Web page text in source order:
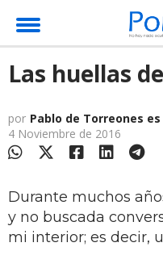
Las huellas
por Pablo de Torreones
4 Noviembre de 2016
Durante muchos
y no buscada
mi interior; es decir,